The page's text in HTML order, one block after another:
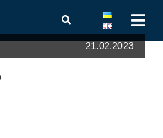
21.02.2023